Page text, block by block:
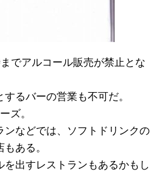
でアルコール販売が禁止とな
るバーの営業も不可だ。
ズ。
ンなどでは、ソフトドリンクの
ある。
を出すレストランもあるかもし